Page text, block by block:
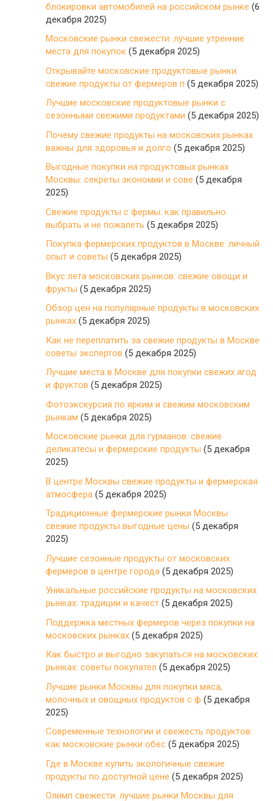
блокировки автомобилей на российском рынке (6
декабря 2025)
Московские рынки свежести: лучшие утренние
места для покупок (5 декабря 2025)
Открывайте московские продуктовые рынки:
свежие продукты от фермеров п (5 декабря 2025)
Лучшие московские продуктовые рынки с
сезонными свежими продуктами (5 декабря 2025)
Почему свежие продукты на московских рынках
важны для здоровья и долго (5 декабря 2025)
Выгодные покупки на продуктовых рынках
Москвы: секреты экономии и сове (5 декабря
2025)
Свежие продукты с фермы: как правильно
выбрать и не пожалеть (5 декабря 2025)
Покупка фермерских продуктов в Москве: личный
опыт и советы (5 декабря 2025)
Вкус лета московских рынков: свежие овощи и
фрукты (5 декабря 2025)
Обзор цен на популярные продукты в московских
рынках (5 декабря 2025)
Как не переплатить за свежие продукты в Москве
советы экспертов (5 декабря 2025)
Лучшие места в Москве для покупки свежих ягод
и фруктов (5 декабря 2025)
Фотоэкскурсия по ярким и свежим московским
рынкам (5 декабря 2025)
Московские рынки для гурманов: свежие
деликатесы и фермерские продукты (5 декабря
2025)
В центре Москвы свежие продукты и фермерская
атмосфера (5 декабря 2025)
Традиционные фермерские рынки Москвы
свежие продукты выгодные цены (5 декабря
2025)
Лучшие сезонные продукты от московских
фермеров в центре города (5 декабря 2025)
Уникальные российские продукты на московских
рынках: традиции и качест (5 декабря 2025)
Поддержка местных фермеров через покупки на
московских рынках (5 декабря 2025)
Как быстро и выгодно закупаться на московских
рынках: советы покупател (5 декабря 2025)
Лучшие рынки Москвы для покупки мяса,
молочных и овощных продуктов с ф (5 декабря
2025)
Современные технологии и свежесть продуктов:
как московские рынки обес (5 декабря 2025)
Где в Москве купить экологичные свежие
продукты по доступной цене (5 декабря 2025)
Олимп свежести: лучшие рынки Москвы для